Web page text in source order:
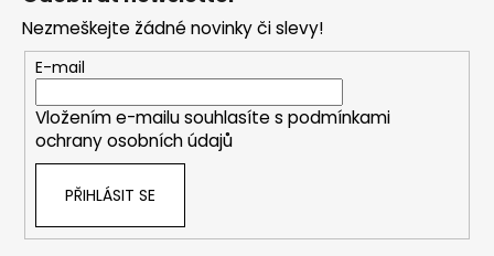
Nezmeškejte žádné novinky či slevy!
E-mail
Vložením e-mailu souhlasíte s podmínkami
ochrany osobních údajů
PŘIHLÁSIT SE